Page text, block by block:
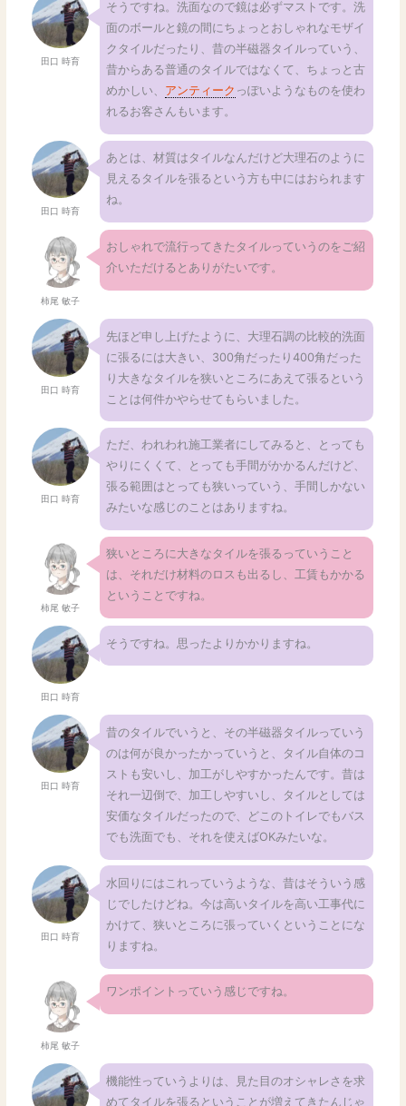
田口 時育
そうですね。洗面なので鏡は必ずマストです。洗
面のボールと鏡の間にちょっとおしゃれなモザイ
クタイルだったり、昔の半磁器タイルっていう、
昔からある普通のタイルではなくて、ちょっと古
めかしい、 アンティーク っぽいようなものを使わ
れるお客さんもいます。
田口 時育
あとは、材質はタイルなんだけど大理石のように
見えるタイルを張るという方も中にはおられます
ね。
柿尾 敏子
おしゃれで流行ってきたタイルっていうのをご紹
介いただけるとありがたいです。
田口 時育
先ほど申し上げたように、大理石調の比較的洗面
に張るには大きい、300角だったり400角だった
り大きなタイルを狭いところにあえて張るという
ことは何件かやらせてもらいました。
田口 時育
ただ、われわれ施工業者にしてみると、とっても
やりにくくて、とっても手間がかかるんだけど、
張る範囲はとっても狭いっていう、手間しかない
みたいな感じのことはありますね。
柿尾 敏子
狭いところに大きなタイルを張るっていうこと
は、それだけ材料のロスも出るし、工賃もかかる
ということですね。
田口 時育
そうですね。思ったよりかかりますね。
田口 時育
昔のタイルでいうと、その半磁器タイルっていう
のは何が良かったかっていうと、タイル自体のコ
ストも安いし、加工がしやすかったんです。昔は
それ一辺倒で、加工しやすいし、タイルとしては
安価なタイルだったので、どこのトイレでもバス
でも洗面でも、それを使えばOKみたいな。
田口 時育
水回りにはこれっていうような、昔はそういう感
じでしたけどね。今は高いタイルを高い工事代に
かけて、狭いところに張っていくということにな
りますね。
柿尾 敏子
ワンポイントっていう感じですね。
機能性っていうよりは、見た目のオシャレさを求
めてタイルを張るということが増えてきたんじゃ